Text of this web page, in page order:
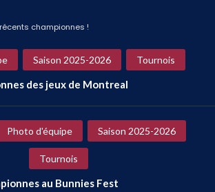
championnes !
Saison 2025-2026 Tournois
des jeux de Montreal
Photo d'équipe Saison 2025-2026
Tournois
au Bunnies Fest